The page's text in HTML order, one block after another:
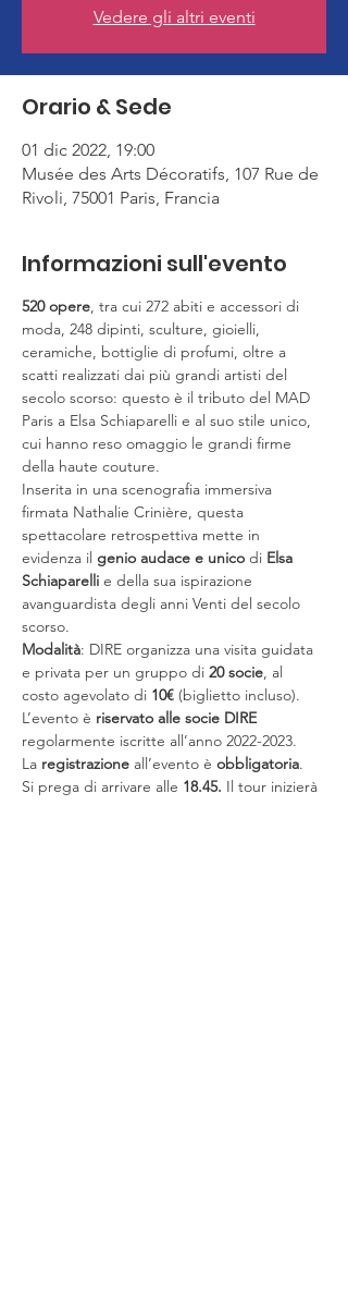
Vedere gli altri eventi
Orario & Sede
01 dic 2022, 19:00
Musée des Arts Décoratifs, 107 Rue de
Rivoli, 75001 Paris, Francia
Informazioni sull'evento
520 opere, tra cui 272 abiti e accessori di
moda, 248 dipinti, sculture, gioielli,
ceramiche, bottiglie di profumi, oltre a
scatti realizzati dai più grandi artisti del
secolo scorso: questo è il tributo del MAD
Paris a Elsa Schiaparelli e al suo stile unico,
cui hanno reso omaggio le grandi firme
della haute couture.
Inserita in una scenografia immersiva
firmata Nathalie Crinière, questa
spettacolare retrospettiva mette in
evidenza il genio audace e unico di Elsa
Schiaparelli e della sua ispirazione
avanguardista degli anni Venti del secolo
scorso.
Modalità: DIRE organizza una visita guidata
e privata per un gruppo di 20 socie, al
costo agevolato di 10€ (biglietto incluso).
L’evento è riservato alle socie DIRE
regolarmente iscritte all’anno 2022-2023.
La registrazione all’evento è obbligatoria.
Si prega di arrivare alle 18.45. Il tour inizierà